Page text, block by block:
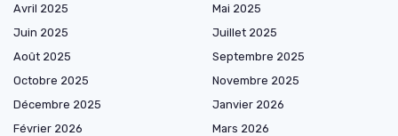
Avril 2025
Mai 2025
Juin 2025
Juillet 2025
Août 2025
Septembre 2025
Octobre 2025
Novembre 2025
Décembre 2025
Janvier 2026
Février 2026
Mars 2026